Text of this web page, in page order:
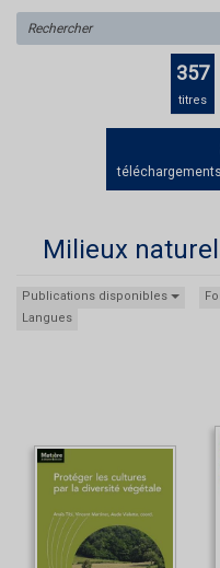
357
titres
Milieux
Publications disponibles
Langues